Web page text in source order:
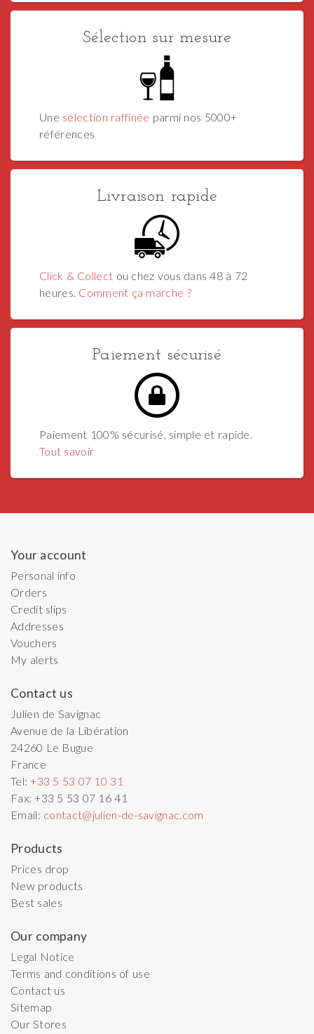
Sélection sur mesure
Une sélection raffinée parmi nos 5000+
références
Livraison rapide
Click & Collect ou chez vous dans 48 à 72
heures. Comment ça marche ?
Paiement sécurisé
Paiement 100% sécurisé, simple et rapide.
Tout savoir
Your account
Personal info
Orders
Credit slips
Addresses
Vouchers
My alerts
Contact us
Julien de Savignac
Avenue de la Libération
24260 Le Bugue
France
Tel:+33 5 53 07 10 31
Fax:+33 5 53 07 16 41
Email: contact@julien-de-savignac.com
Products
Prices drop
New products
Best sales
Our company
Legal Notice
Terms and conditions of use
Contact us
Sitemap
Our Stores